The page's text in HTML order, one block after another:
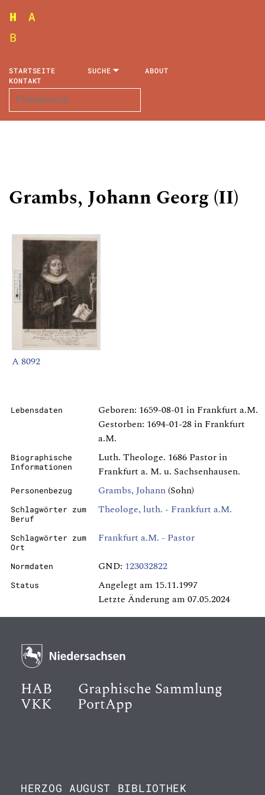
STARTSEITE SUCHE
ABOUT
KONTAKT
Grambs, Johann Georg (II)
A 8092
Lebensdaten
Geboren: 1659-08-01 in Frankfurt a.M.
Gestorben: 1694-01-28 in Frankfurt
a.M.
Biographische
Informationen
Luth. Theologe. 1686 Pastor in
Frankfurt a. M. u. Sachsenhausen.
Personenbezug Grambs, Johann(Sohn)
Schlagwörter zum
Beruf
Theologe, luth. - Frankfurt a.M.
Schlagwörter zum
Ort
Frankfurt a.M. - Pastor
Normdaten GND: 123032822
Status
Angelegt am 15.11.1997
Letzte Änderung am 07.05.2024
HAB Graphische Sammlung
VKK PortApp
HERZOG AUGUST BIBLIOTHEK